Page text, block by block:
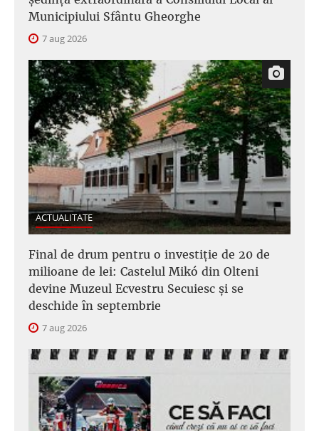
Municipiului Sfântu Gheorghe
7 aug 2026
ACTUALITATE
Final de drum pentru o investiție de 20 de
milioane de lei: Castelul Mikó din Olteni
devine Muzeul Ecvestru Secuiesc și se
deschide în septembrie
7 aug 2026